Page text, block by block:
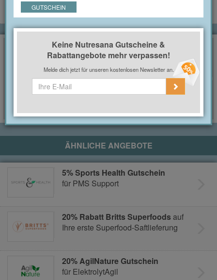
Keine Nutresana Gutscheine & Rabattangebote
mehr verpassen!
Melde dich jetzt für unseren kostenlosen Newsletter an.
ÄHNLICHE ANGEBOTE
5% Sports Health Gutschein
für PMS Support
20% Rabatt Britts Superfoods auf
Ihre erste Superfood-Saftlieferung
20% AgilNature Gutschein
für ElektrolytAgil
GUTSCHEIN
Keine Nutresana Gutscheine &
Rabattangebote mehr verpassen!
Melde dich jetzt für unseren kostenlosen Newsletter an.